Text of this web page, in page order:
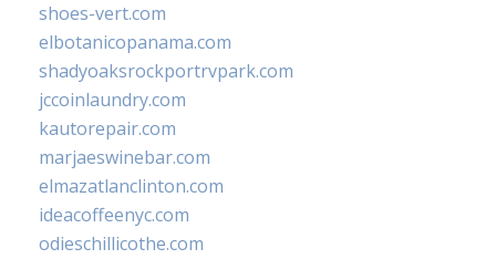
shoes-vert.com
elbotanicopanama.com
shadyoaksrockportrvpark.com
jccoinlaundry.com
kautorepair.com
marjaeswinebar.com
elmazatlanclinton.com
ideacoffeenyc.com
odieschillicothe.com